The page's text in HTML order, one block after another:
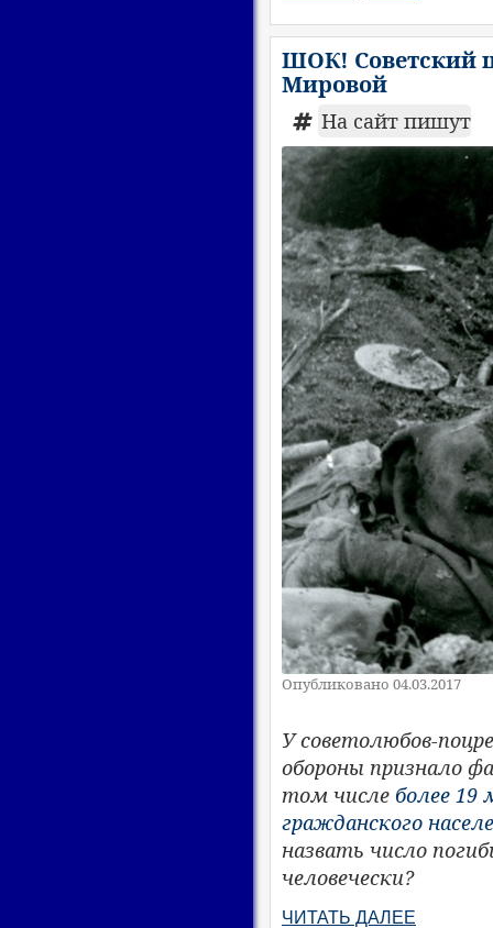
ШОК! Советский
Мировой
На сайт пишут
Опубликовано 04.03.2017
У советолюбов-
обороны признало
том числе более 19
гражданского
назвать число
человечески?
ЧИТАТЬ ДАЛЕЕ